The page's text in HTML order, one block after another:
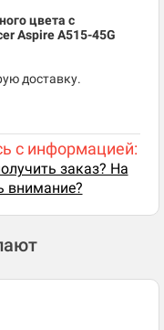
цвета с
Aspire A515-45G
доставку.
с информацией:
заказ? На
внимание?